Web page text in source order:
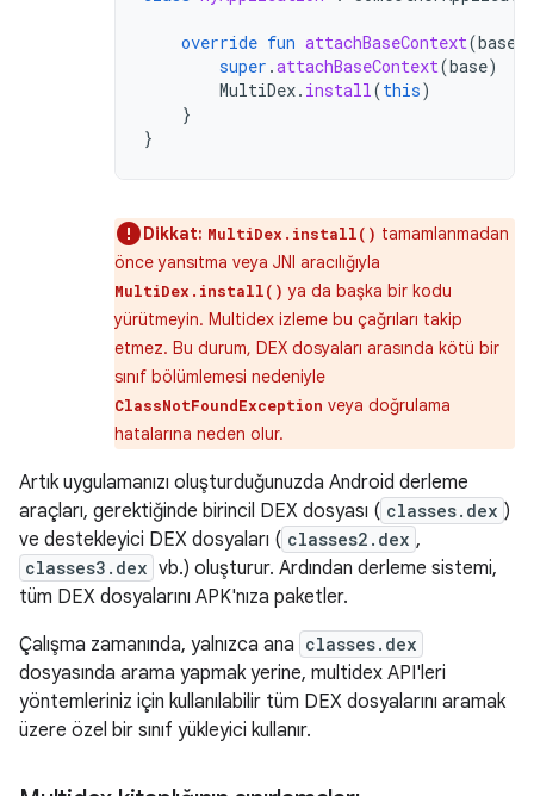
override fun attachBaseContext(base
super .attachBaseContext(base)
MultiDex. install(this)
}
}
Dikkat: MultiDex.install() tamamlanmadan
önce yansıtma veya JNI aracılığıyla
MultiDex.install() ya da başka bir kodu
yürütmeyin. Multidex izleme bu çağrıları takip
etmez. Bu durum, DEX dosyaları arasında kötü bir
sınıf bölümlemesi nedeniyle
ClassNotFoundException veya doğrulama
hatalarına neden olur.
Artık uygulamanızı oluşturduğunuzda Android derleme
araçları, gerektiğinde birincil DEX dosyası ( classes.dex )
ve destekleyici DEX dosyaları ( classes2.dex ,
classes3.dex vb.) oluşturur. Ardından derleme sistemi,
tüm DEX dosyalarını APK'nıza paketler.
Çalışma zamanında, yalnızca ana classes.dex
dosyasında arama yapmak yerine, multidex API'leri
yöntemleriniz için kullanılabilir tüm DEX dosyalarını aramak
üzere özel bir sınıf yükleyici kullanır.